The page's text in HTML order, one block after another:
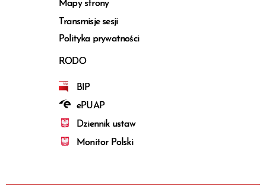
Mapy strony
Transmisje sesji
Polityka prywatności
RODO
BIP
ePUAP
Dziennik ustaw
Monitor Polski